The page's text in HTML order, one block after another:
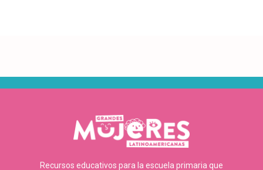
Recursos educativos para la escuela primaria que